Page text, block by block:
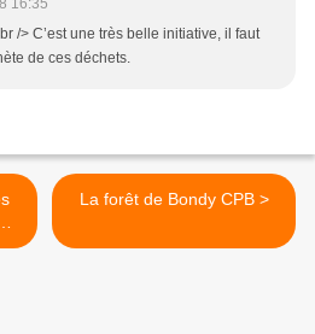
16:35
/> C’est une très belle initiative, il faut
de ces déchets.
La forêt de Bondy CPB >